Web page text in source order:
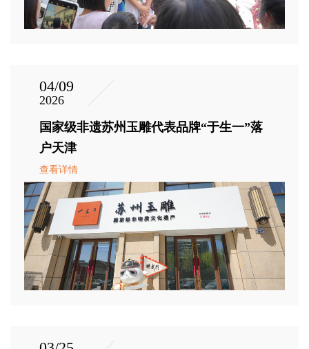
04/09
2026
国家级非遗苏州玉雕代表品牌“于生一”落
户天津
查看详情